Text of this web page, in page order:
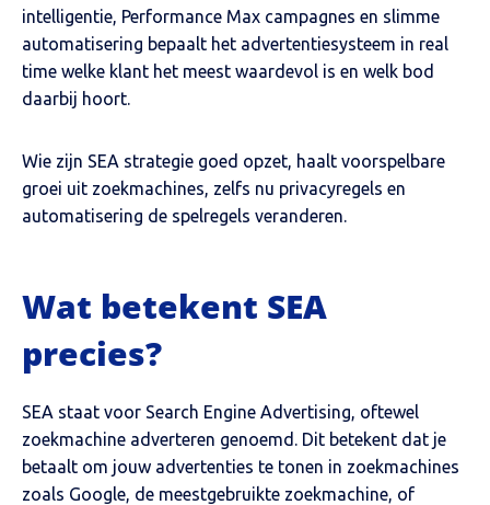
intelligentie, Performance Max campagnes en slimme
automatisering bepaalt het advertentiesysteem in real
time welke klant het meest waardevol is en welk bod
daarbij hoort.
Wie zijn SEA strategie goed opzet, haalt voorspelbare
groei uit zoekmachines, zelfs nu privacyregels en
automatisering de spelregels veranderen.
Wat betekent SEA
precies?
SEA staat voor Search Engine Advertising, oftewel
zoekmachine adverteren genoemd. Dit betekent dat je
betaalt om jouw advertenties te tonen in zoekmachines
zoals Google, de meestgebruikte zoekmachine, of